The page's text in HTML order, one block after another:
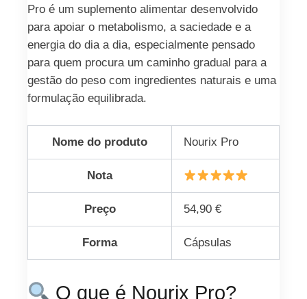
Pro é um suplemento alimentar desenvolvido
para apoiar o metabolismo, a saciedade e a
energia do dia a dia, especialmente pensado
para quem procura um caminho gradual para a
gestão do peso com ingredientes naturais e uma
formulação equilibrada.
Nome do produto Nourix Pro
Nota
Preço 54,90 €
Forma Cápsulas
O que é Nourix Pro?